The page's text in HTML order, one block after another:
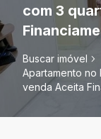
com 3
Buscar imóvel
Apartamento no
venda Aceita